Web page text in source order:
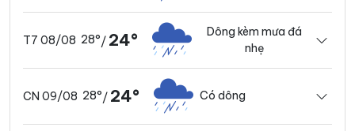
T7 08/08 28°/ 24°
Dông kèm mưa đá
nhẹ
CN 09/08 28°/ 24° Có dông